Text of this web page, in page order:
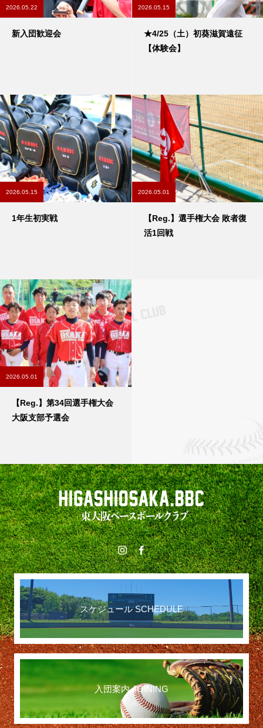
2026.05.22
新入団歓迎会
2026.05.15
★4/25（土）初葵滋賀遠征
【体験会】
2026.05.15
1年生初実戦
2026.05.01
【Reg.】選手権大会 敗者復
活1回戦
2026.05.01
【Reg.】第34回選手権大会
大阪支部予選会
スケジュール SCHEDULE
入団案内 JOINING